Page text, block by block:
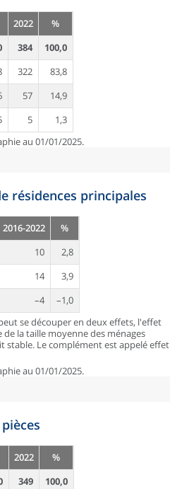
2022
%
384
100,0
322
83,8
57
14,9
5
1,3
au 01/01/2025.
résidences principales
2016-2022
%
10
2,8
14
3,9
–4
–1,0
se découper en deux effets, l'effet
la taille moyenne des ménages
stable. Le complément est appelé effet
au 01/01/2025.
2022
%
349
100,0